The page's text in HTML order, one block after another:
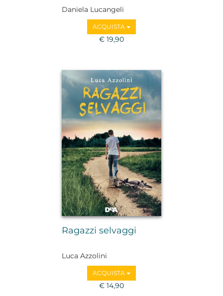
Daniela Lucangeli
ACQUISTA
€ 19,90
Ragazzi selvaggi
Luca Azzolini
ACQUISTA
€ 14,90